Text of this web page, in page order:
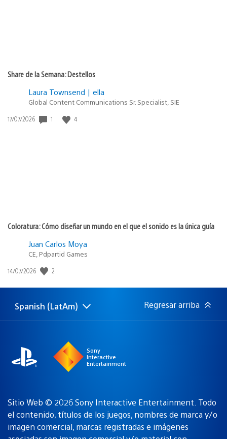
Share de la Semana: Destellos
Laura Townsend | ella
Global Content Communications Sr. Specialist, SIE
Fecha
17/07/2026 1 4
Coloratura: Cómo diseñar un mundo en el que el sonido es la única guía
Juan Carlos Moya
CE, Pdpartid Games
Fecha
publicación:
14/07/2026 2
Elige
Región
Spanish (LatAm) Regresar arriba
Sony
Interactive
Entertainment
Sitio Web © 2026 Sony Interactive Entertainment. Todo
el contenido, títulos de los juegos, nombres de marca y/o
imagen comercial, marcas registradas e imágenes